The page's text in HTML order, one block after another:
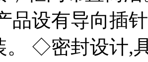
品设有导向插
。 ◇密封设计,